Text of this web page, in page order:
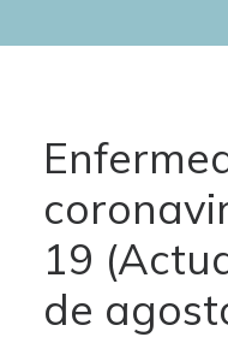
19
de